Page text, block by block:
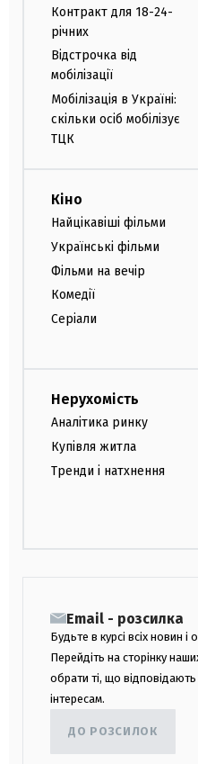
Контракт для 18-24-
річних
Відстрочка від
мобілізації
Мобілізація в Україні:
скільки осіб мобілізує
ТЦК
Кіно
Найцікавіші фільми
Українські фільми
Фільми на вечір
Комедії
Серіали
Нерухомість
Аналітика ринку
Купівля житла
Тренди і натхнення
Email - розсилка
Будьте в курсі всіх новин і
Перейдіть на сторінку
обрати ті, що
інтересам.
ДО РОЗСИЛОК